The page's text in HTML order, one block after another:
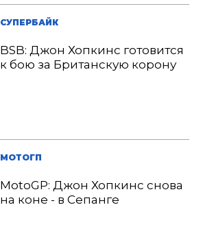
СУПЕРБАЙК
BSB: Джон Хопкинс готовится
к бою за Британскую корону
МОТОГП
MotoGP: Джон Хопкинс снова
на коне - в Сепанге